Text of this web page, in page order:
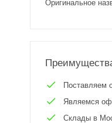
Оригинальное
Поставляем
Являемся
Склады в